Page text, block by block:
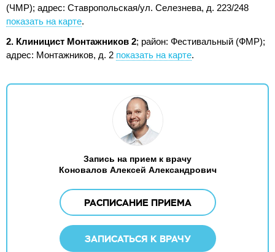
(ЧМР); адрес: Ставропольская/ул. Селезнева, д. 223/248
показать на карте.
2. Клиницист Монтажников 2; район: Фестивальный (ФМР);
адрес: Монтажников, д. 2 показать на карте.
Запись на прием к врачу
Коновалов Алексей Александрович
РАСПИСАНИЕ ПРИЕМА
ЗАПИСАТЬСЯ К ВРАЧУ